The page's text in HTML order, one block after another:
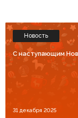
Новость
C наступающим
31 декабря 2025